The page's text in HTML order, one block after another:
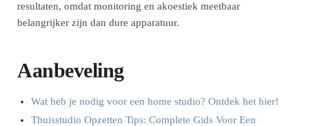
resultaten, omdat monitoring en akoestiek meetbaar
belangrijker zijn dan dure apparatuur.
Aanbeveling
Wat heb je nodig voor een home studio? Ontdek het hier!
Thuisstudio Opzetten Tips: Complete Gids Voor Een